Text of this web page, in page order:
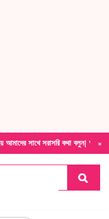
×
কথা বলুন| আমাদের